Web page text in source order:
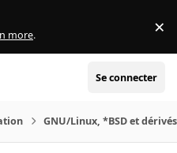
more. ×
Se connecter
GNU/Linux, *BSD et